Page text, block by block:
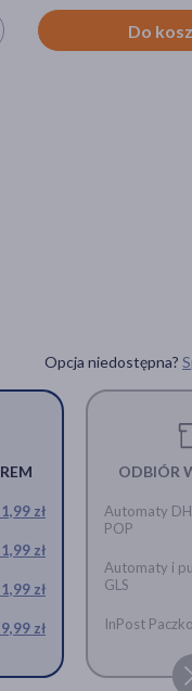
Do
Opcja niedostępna?
zł
zł
zł
zł
ODBIÓR
Automaty
POP
Automaty i
GLS
InPost